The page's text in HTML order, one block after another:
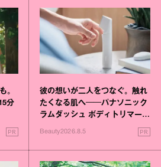
。
分
PR
彼の想いが二人をつなぐ。触れ
たくなる肌へ──パナソニック
ラムダッシュ ボディトリマーが
Beauty2026.8.5 PR